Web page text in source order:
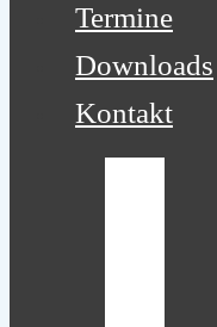
Termine
Downloads
Kontakt